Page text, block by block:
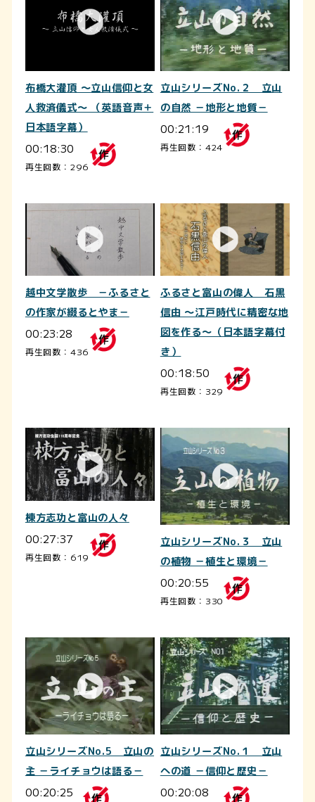
布橋大灌頂 ～立山信仰と女
人救済儀式～ （英語音声＋
日本語字幕）
00:18:30
再生回数：296
立山シリーズNo.２ 立山
の自然 －地形と地質－
00:21:19
再生回数：424
越中文学散歩 －ふるさと
の作家が綴るとやま－
00:23:28
再生回数：436
ふるさと富山の偉人 石黒
信由 ～江戸時代に精密な地
図を作る～（日本語字幕付
き）
00:18:50
再生回数：329
棟方志功と富山の人々
00:27:37
再生回数：619
立山シリーズNo.３ 立山
の植物 －植生と環境－
00:20:55
再生回数：330
立山シリーズNo.5 立山の
主 －ライチョウは語る－
00:20:25
立山シリーズNo.１ 立山
への道 －信仰と歴史－
00:20:08